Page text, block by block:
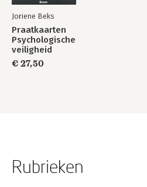
Joriene Beks
Praatkaarten
Psychologische
veiligheid
€ 27,50
Rubrieken